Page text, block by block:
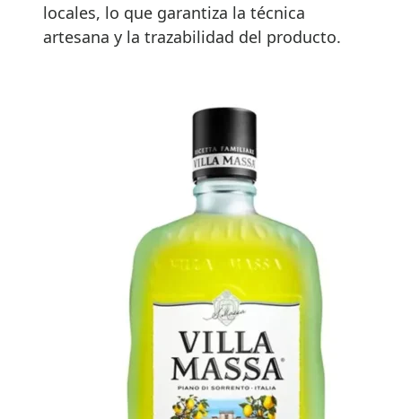
locales, lo que garantiza la técnica
artesana y la trazabilidad del producto.